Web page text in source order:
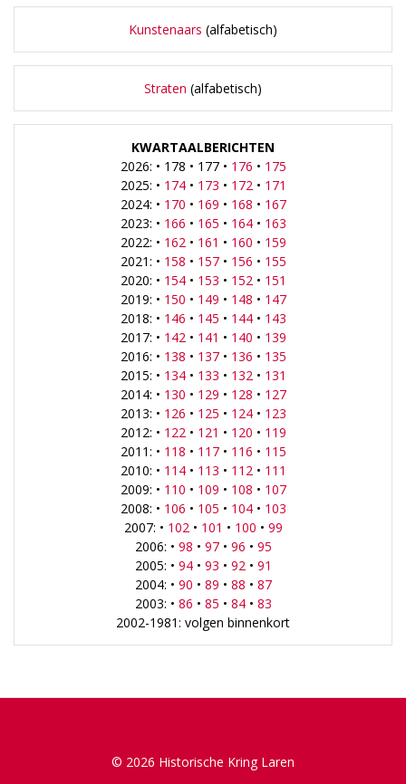
Kunstenaars (alfabetisch)
Straten (alfabetisch)
KWARTAALBERICHTEN
2026: • 178 • 177 • 176 • 175
2025: • 174• 173 • 172• 171
2024: • 170 • 169 • 168 • 167
2023: • 166 • 165 • 164• 163
2022: • 162• 161 • 160 • 159
2021: • 158 • 157• 156 • 155
2020: • 154• 153 • 152• 151
2019: • 150 • 149 • 148 • 147
2018: • 146 • 145 • 144• 143
2017: • 142• 141 • 140 • 139
2016: • 138 • 137• 136 • 135
2015: • 134• 133 • 132• 131
2014: • 130 • 129 • 128 • 127
2013: • 126 • 125 • 124• 123
2012: • 122• 121 • 120 • 119
2011: • 118 • 117• 116 • 115
2010: • 114• 113 • 112• 111
2009: • 110 • 109 • 108 • 107
2008: • 106 • 105 • 104• 103
2007: • 102• 101 • 100 • 99
2006: • 98 • 97• 96 • 95
2005: • 94• 93 • 92• 91
2004: • 90 • 89 • 88 • 87
2003: • 86 • 85 • 84• 83
2002-1981: volgen binnenkort
© 2026 Historische Kring Laren